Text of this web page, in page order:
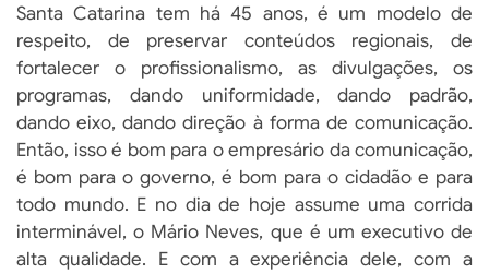
Santa Catarina tem há 45 anos, é um modelo de
respeito, de preservar conteúdos regionais, de
fortalecer o profissionalismo, as divulgações, os
programas, dando uniformidade, dando padrão,
dando eixo, dando direção à forma de comunicação.
Então, isso é bom para o empresário da comunicação,
é bom para o governo, é bom para o cidadão e para
todo mundo. E no dia de hoje assume uma corrida
interminável, o Mário Neves, que é um executivo de
alta qualidade. E com a experiência dele, com a